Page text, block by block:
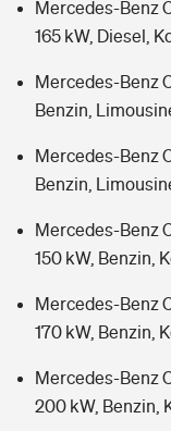
Mercedes-Benz
165 kW, Diesel,
Mercedes-Benz
Benzin,
Mercedes-Benz
Benzin,
Mercedes-Benz
150 kW, Benzin,
Mercedes-Benz
170 kW, Benzin,
Mercedes-Benz
200 kW, Benzin,